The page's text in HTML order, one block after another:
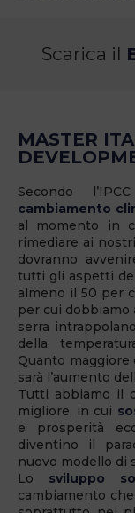
Scarica il
MASTER
Secondo
cambiamento
al momento in
rimediare ai
dovranno
tutti gli aspetti
almeno il 50 per
per cui dobbiamo
serra
della
Quanto maggiore
sarà l’aumento
Tutti abbiamo il
migliore, in cui
e prosperità
diventino il
nuovo modello di
Lo sviluppo
cambiamento